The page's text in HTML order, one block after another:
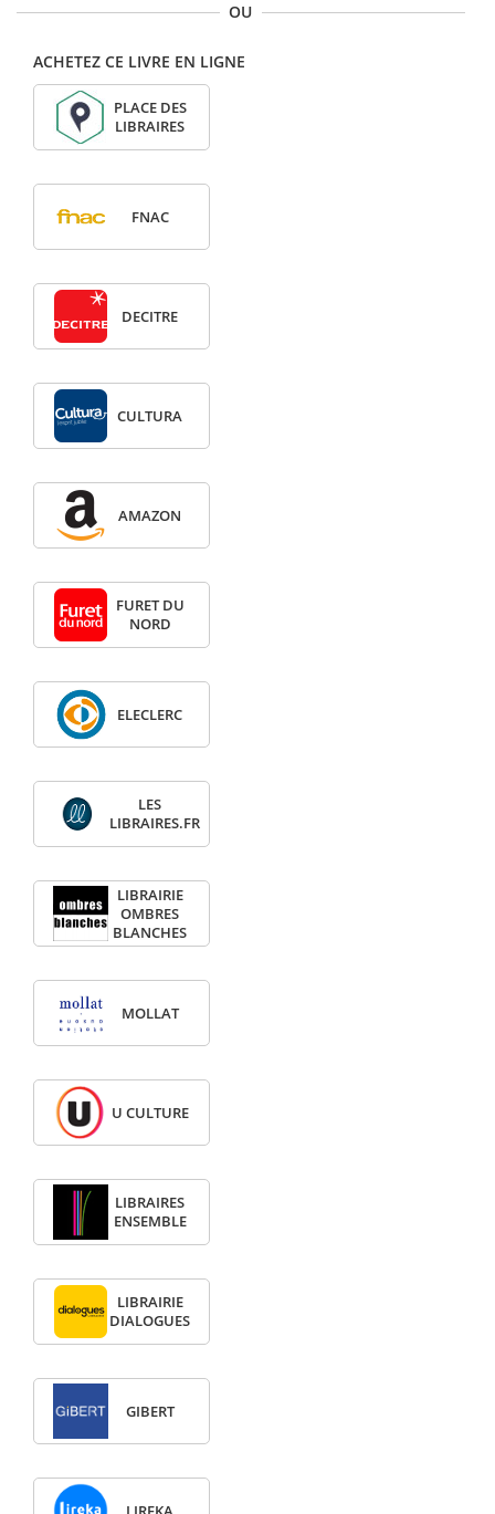
OU
ACHETEZ CE LIVRE EN LIGNE
PLACE DES
LIBRAIRES
FNAC
DECITRE
CULTURA
AMAZON
FURET DU
NORD
ELECLERC
LES
LIBRAIRES.FR
LIBRAIRIE
OMBRES
BLANCHES
MOLLAT
U CULTURE
LIBRAIRES
ENSEMBLE
LIBRAIRIE
DIALOGUES
GIBERT